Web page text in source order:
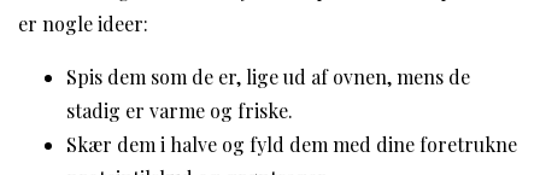
er nogle ideer:
Spis dem som de er, lige ud af ovnen, mens de
stadig er varme og friske.
Skær dem i halve og fyld dem med dine foretrukne